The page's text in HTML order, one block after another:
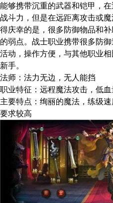
能够携带沉重的武器和铠甲，
战斗力，但是在远距离攻击或
得庆幸的是，很多防御物品和
的弱点。战士职业携带很多防
活动，操作方便，与其他职业
新手。
法师：法力无边，无人能挡
职业特征：远程魔法攻击，低
主要特点：绚丽的魔法，练级
要求较高